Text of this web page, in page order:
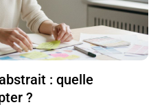
: quelle
?